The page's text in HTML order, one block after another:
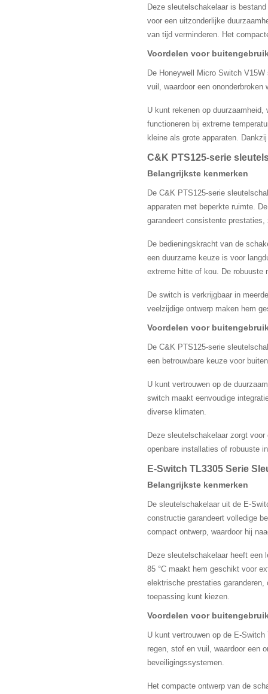
Deze sleutelschakelaar is
voor een uitzonderlijke
van tijd verminderen. Het
Voordelen voor
De Honeywell Micro Switch
vuil, waardoor een
U kunt rekenen op
functioneren bij extreme
kleine als grote apparaten.
C&K PTS125-serie
Belangrijkste kenmerken
De C&K PTS125-serie
apparaten met beperkte ruimte.
garandeert consistente
De bedieningskracht van de
een duurzame keuze is voor
extreme hitte of kou. De robuuste
De switch is verkrijgbaar in
veelzijdige ontwerp maken hem
Voordelen voor
De C&K PTS125-serie
een betrouwbare keuze voor
U kunt vertrouwen op de
switch maakt eenvoudige
diverse klimaten.
Deze sleutelschakelaar zorgt
openbare installaties of robuuste
E-Switch TL3305 Serie
Belangrijkste kenmerken
De sleutelschakelaar uit de E-
constructie garandeert volledige
compact ontwerp, waardoor hij
Deze sleutelschakelaar heeft een
85 °C maakt hem geschikt voor
elektrische prestaties
toepassing kunt kiezen.
Voordelen voor
U kunt vertrouwen op de E-
regen, stof en vuil, waardoor een
beveiligingssystemen.
Het compacte ontwerp van de